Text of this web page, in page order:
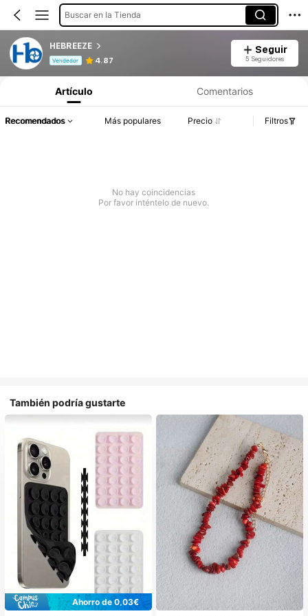
Buscar en la Tienda
HEBREEZE
Vendedor 4.87
Seguir
5 Seguidores
Artículo Comentarios
Recomendados Más populares Precio Filtros
No hay coincidencias
Por favor inténtelo de nuevo.
También podría gustarte
Ahorro de 0,03€